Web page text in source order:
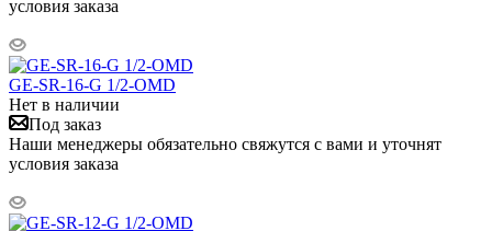
условия заказа
GE-SR-16-G 1/2-OMD
Нет в наличии
Под заказ
Наши менеджеры обязательно свяжутся с вами и уточнят
условия заказа